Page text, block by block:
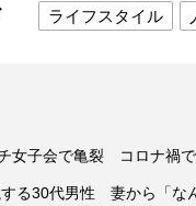
ライフスタイル
女子会で亀裂 コロナ禍
る30代男性 妻から「な